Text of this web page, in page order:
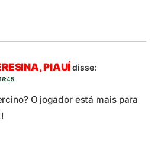
PIAUÍdisse:
O jogador está mais para